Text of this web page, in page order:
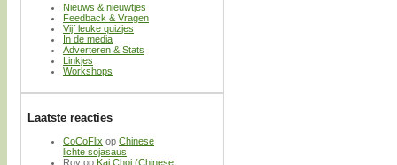
Nieuws & nieuwtjes
Feedback & Vragen
Vijf leuke quizjes
In de media
Adverteren & Stats
Linkjes
Workshops
Laatste reacties
CoCoFlix op Chinese
lichte sojasaus
Roy op Kai Choi (Chinese